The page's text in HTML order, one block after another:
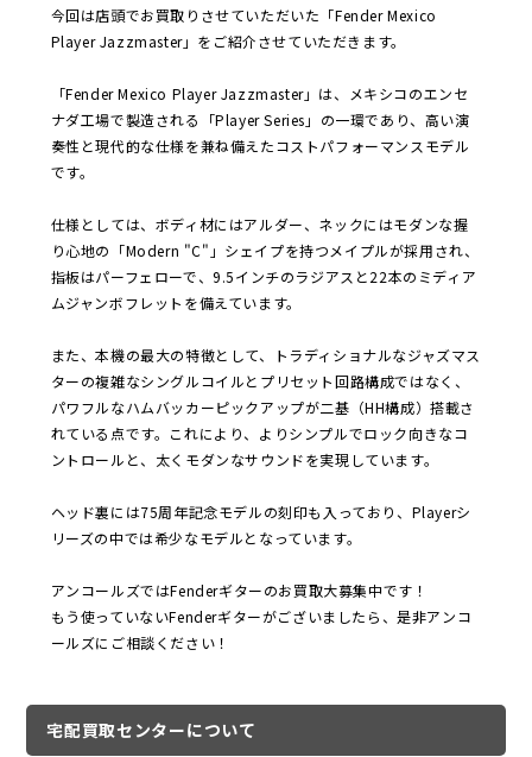
今回は店頭でお買取りさせていただいた「Fender Mexico
Player Jazzmaster」をご紹介させていただきます。
「Fender Mexico Player Jazzmaster」は、メキシコのエンセ
ナダ工場で製造される「Player Series」の一環であり、高い演
奏性と現代的な仕様を兼ね備えたコストパフォーマンスモデル
です。
仕様としては、ボディ材にはアルダー、ネックにはモダンな握
り心地の「Modern "C"」シェイプを持つメイプルが採用され、
指板はパーフェローで、9.5インチのラジアスと22本のミディア
ムジャンボフレットを備えています。
また、本機の最大の特徴として、トラディショナルなジャズマス
ターの複雑なシングルコイルとプリセット回路構成ではなく、
パワフルなハムバッカーピックアップが二基（HH構成）搭載さ
れている点です。これにより、よりシンプルでロック向きなコ
ントロールと、太くモダンなサウンドを実現しています。
ヘッド裏には75周年記念モデルの刻印も入っており、Playerシ
リーズの中では希少なモデルとなっています。
アンコールズではFenderギターのお買取大募集中です！
もう使っていないFenderギターがございましたら、是非アンコ
ールズにご相談ください！
宅配買取センターについて